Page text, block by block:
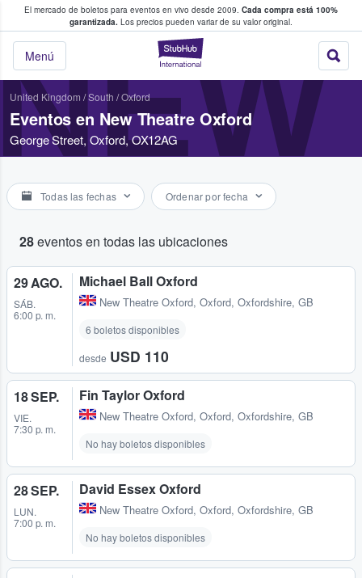
El mercado de boletos para eventos en vivo desde 2009. Cada compra está 100%
garantizada. Los precios pueden variar de su valor original.
StubHub: donde
Menú
fans compran y venden boletos
United Kingdom /South /Oxford
Eventos en New Theatre Oxford
George Street, Oxford, OX12AG
Todas las fechas Ordenar por fecha
28eventos en todas las ubicaciones
29 AGO.
SÁB.
6:00 p. m.
Michael Ball Oxford
New Theatre Oxford, Oxford, Oxfordshire, GB
6 boletos disponibles
desde USD 110
18 SEP.
VIE.
7:30 p. m.
Fin Taylor Oxford
New Theatre Oxford, Oxford, Oxfordshire, GB
No hay boletos disponibles
28 SEP.
LUN.
7:00 p. m.
David Essex Oxford
New Theatre Oxford, Oxford, Oxfordshire, GB
No hay boletos disponibles